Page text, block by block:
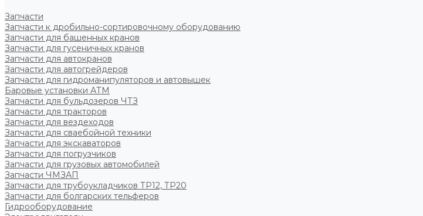
Запчасти
Запчасти к дробильно-сортировочному оборудованию
Запчасти для башенных кранов
Запчасти для гусеничных кранов
Запчасти для автокранов
Запчасти для автогрейдеров
Запчасти для гидроманипуляторов и автовышек
Баровые установки АТМ
Запчасти для бульдозеров ЧТЗ
Запчасти для тракторов
Запчасти для вездеходов
Запчасти для сваебойной техники
Запчасти для экскаваторов
Запчасти для погрузчиков
Запчасти для грузовых автомобилей
Запчасти ЧМЗАП
Запчасти для трубоукладчиков ТР12, ТР20
Запчасти для болгарских тельферов
Гидрооборудование